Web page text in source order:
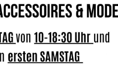
Hhooboz Pillowbag S lila-orange